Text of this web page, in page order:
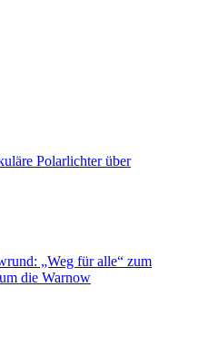
Polarlichter über
„Weg für alle“ zum
die Warnow